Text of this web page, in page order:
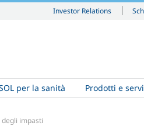
Investor Relations
per la sanità Prodotti e
impasti